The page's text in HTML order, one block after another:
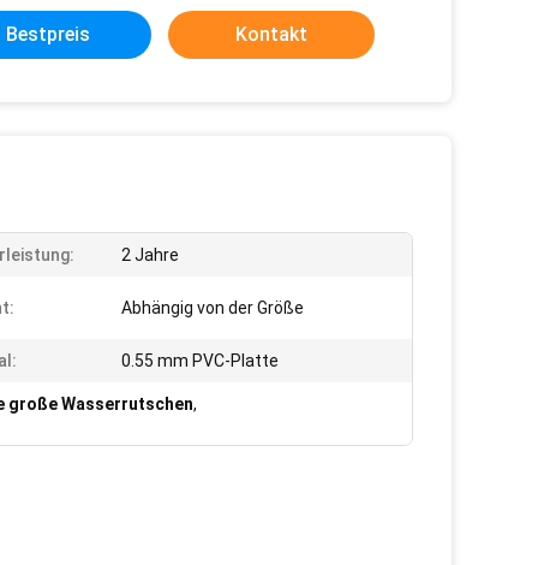
Bestpreis Kontakt
2 Jahre
Abhängig von der Größe
0.55 mm PVC-Platte
große Wasserrutschen,